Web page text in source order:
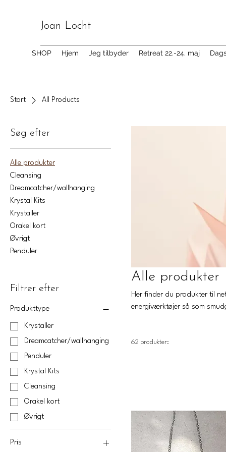
Joan Locht
SHOP Hjem Jeg tilbyder Retreat 22.-24. maj
Start All Products
Søg efter
Alle produkter
Cleansing
Dreamcatcher/wallhanging
Krystal Kits
Krystaller
Orakel kort
Øvrigt
Penduler
Filtrer efter
Produkttype
Krystaller
Dreamcatcher/wallhanging
Penduler
Krystal Kits
Cleansing
Orakel kort
Øvrigt
Pris
Alle produkter
Her finder du produkter til netop dig. Du som interesserer dig indenfor
energiværktøjer så som
62 produkter: